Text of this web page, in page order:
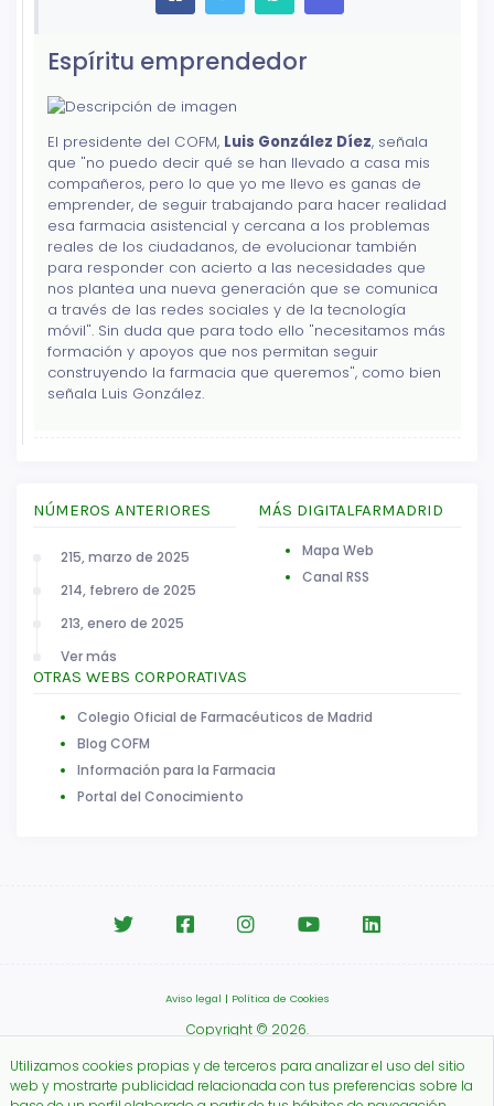
Espíritu emprendedor
El presidente del COFM, Luis González Díez, señala
que "no puedo decir qué se han llevado a casa mis
compañeros, pero lo que yo me llevo es ganas de
emprender, de seguir trabajando para hacer realidad
esa farmacia asistencial y cercana a los problemas
reales de los ciudadanos, de evolucionar también
para responder con acierto a las necesidades que
nos plantea una nueva generación que se comunica
a través de las redes sociales y de la tecnología
móvil". Sin duda que para todo ello "necesitamos más
formación y apoyos que nos permitan seguir
construyendo la farmacia que queremos", como bien
señala Luis González.
NÚMEROS ANTERIORES
215, marzo de 2025
214, febrero de 2025
213, enero de 2025
Ver más
MÁS DIGITALFARMADRID
Mapa Web
Canal RSS
OTRAS WEBS CORPORATIVAS
Colegio Oficial de Farmacéuticos de Madrid
Blog COFM
Información para la Farmacia
Portal del Conocimiento
Aviso legal | Política de Cookies
Copyright © 2026.
Utilizamos cookies propias y de terceros para analizar el uso del sitio
web y mostrarte publicidad relacionada con tus preferencias sobre la